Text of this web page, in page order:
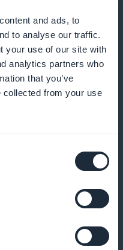
and ads, to
to analyse our traffic.
your use of our site with
analytics partners who
that you’ve
collected from your use
um Ihre